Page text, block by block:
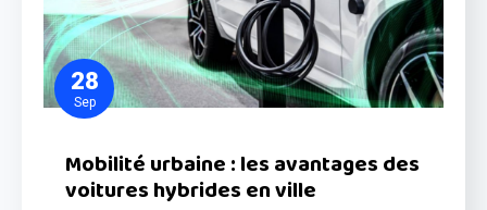
28
Sep
Mobilité urbaine : les avantages des
voitures hybrides en ville